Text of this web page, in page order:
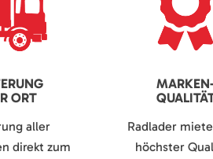
ORT
aller
direkt zum
Radlader
höchster